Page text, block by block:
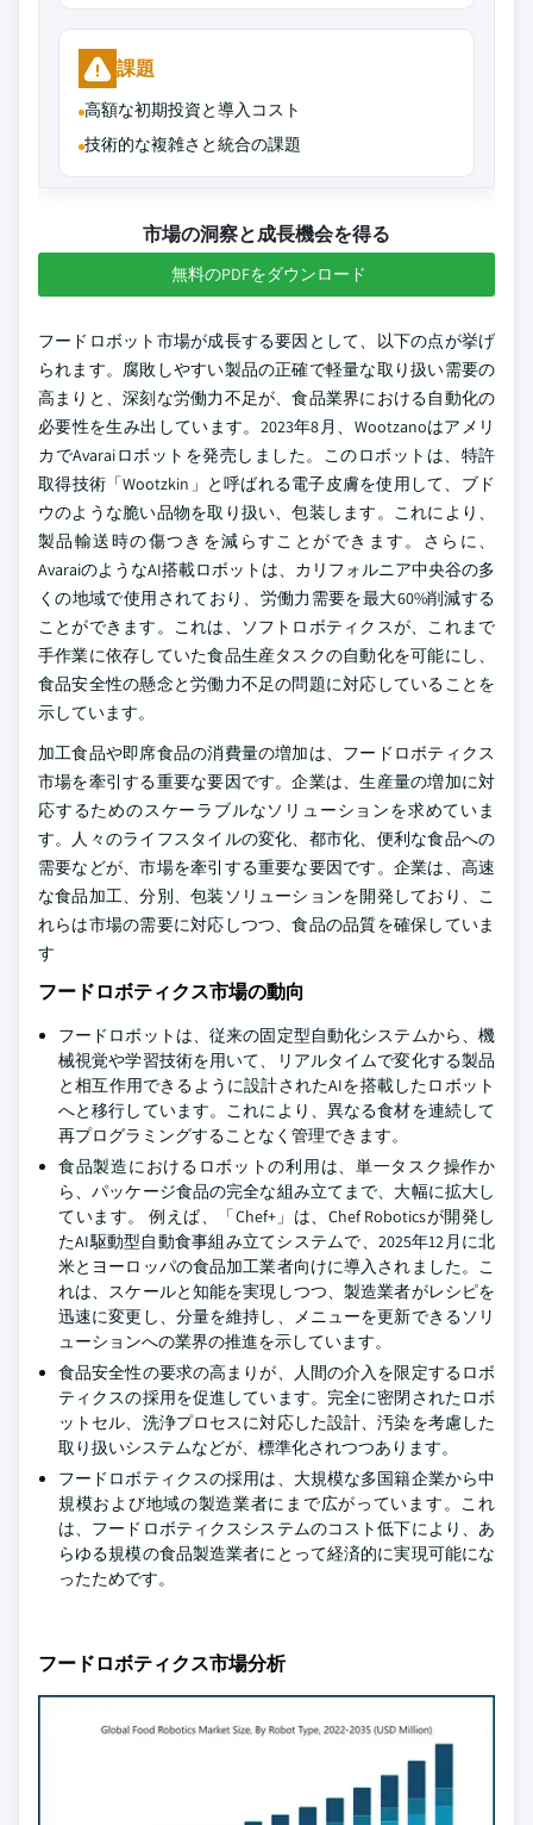
課題
高額な初期投資と導入コスト
技術的な複雑さと統合の課題
市場の洞察と成長機会を得る
無料のPDFをダウンロード
フードロボット市場が成長する要因として、以下の点が挙げ
られます。腐敗しやすい製品の正確で軽量な取り扱い需要の
高まりと、深刻な労働力不足が、食品業界における自動化の
必要性を生み出しています。2023年8月、Wootzanoはアメリ
カでAvaraiロボットを発売しました。このロボットは、特許
取得技術「Wootzkin」と呼ばれる電子皮膚を使用して、ブド
ウのような脆い品物を取り扱い、包装します。これにより、
製品輸送時の傷つきを減らすことができます。さらに、
AvaraiのようなAI搭載ロボットは、カリフォルニア中央谷の多
くの地域で使用されており、労働力需要を最大60%削減する
ことができます。これは、ソフトロボティクスが、これまで
手作業に依存していた食品生産タスクの自動化を可能にし、
食品安全性の懸念と労働力不足の問題に対応していることを
示しています。
加工食品や即席食品の消費量の増加は、フードロボティクス
市場を牽引する重要な要因です。企業は、生産量の増加に対
応するためのスケーラブルなソリューションを求めていま
す。人々のライフスタイルの変化、都市化、便利な食品への
需要などが、市場を牽引する重要な要因です。企業は、高速
な食品加工、分別、包装ソリューションを開発しており、こ
れらは市場の需要に対応しつつ、食品の品質を確保していま
す
フードロボティクス市場の動向
フードロボットは、従来の固定型自動化システムから、機
械視覚や学習技術を用いて、リアルタイムで変化する製品
と相互作用できるように設計されたAIを搭載したロボット
へと移行しています。これにより、異なる食材を連続して
再プログラミングすることなく管理できます。
食品製造におけるロボットの利用は、単一タスク操作か
ら、パッケージ食品の完全な組み立てまで、大幅に拡大し
ています。
例えば、「Chef+」は、Chef Roboticsが開発し
たAI駆動型自動食事組み立てシステムで、2025年12月に北
米とヨーロッパの食品加工業者向けに導入されました。こ
れは、スケールと知能を実現しつつ、製造業者がレシピを
迅速に変更し、分量を維持し、メニューを更新できるソリ
ューションへの業界の推進を示しています。
食品安全性の要求の高まりが、人間の介入を限定するロボ
ティクスの採用を促進しています。完全に密閉されたロボ
ットセル、洗浄プロセスに対応した設計、汚染を考慮した
取り扱いシステムなどが、標準化されつつあります。
フードロボティクスの採用は、大規模な多国籍企業から中
規模および地域の製造業者にまで広がっています。これ
は、フードロボティクスシステムのコスト低下により、あ
らゆる規模の食品製造業者にとって経済的に実現可能にな
ったためです。
フードロボティクス市場分析